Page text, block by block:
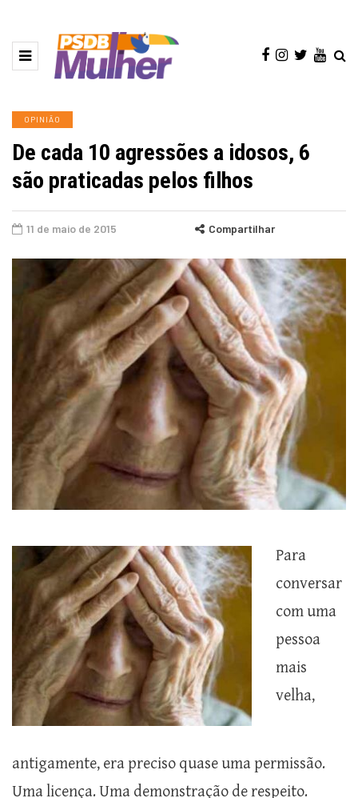
OPINIÃO
De cada 10 agressões a idosos, 6
são praticadas pelos filhos
11 de maio de 2015 Compartilhar
Para
conversar
com uma
pessoa
mais
velha,
antigamente, era preciso quase uma permissão.
Uma licença. Uma demonstração de respeito.